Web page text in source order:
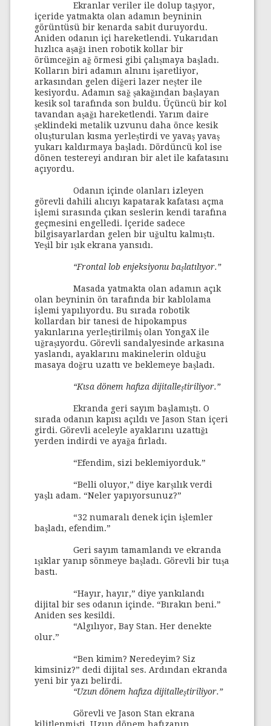
Ekranlar veriler ile dolup taşıyor,
içeride yatmakta olan adamın beyninin
görüntüsü bir kenarda sabit duruyordu.
Aniden odanın içi hareketlendi. Yukarıdan
hızlıca aşağı inen robotik kollar bir
örümceğin ağ örmesi gibi çalışmaya başladı.
Kolların biri adamın alnını işaretliyor,
arkasından gelen diğeri lazer neşter ile
kesiyordu. Adamın sağ şakağından başlayan
kesik sol tarafında son buldu. Üçüncü bir kol
tavandan aşağı hareketlendi. Yarım daire
şeklindeki metalik uzvunu daha önce kesik
oluşturulan kısma yerleştirdi ve yavaş yavaş
yukarı kaldırmaya başladı. Dördüncü kol ise
dönen testereyi andıran bir alet ile kafatasını
açıyordu.
Odanın içinde olanları izleyen
görevli dahili alıcıyı kapatarak kafatası açma
işlemi sırasında çıkan seslerin kendi tarafına
geçmesini engelledi. İçeride sadece
bilgisayarlardan gelen bir uğultu kalmıştı.
Yeşil bir ışık ekrana yansıdı.
“Frontal lob enjeksiyonu başlatılıyor.”
Masada yatmakta olan adamın açık
olan beyninin ön tarafında bir kablolama
işlemi yapılıyordu. Bu sırada robotik
kollardan bir tanesi de hipokampus
yakınlarına yerleştirilmiş olan YongaX ile
uğraşıyordu. Görevli sandalyesinde arkasına
yaslandı, ayaklarını makinelerin olduğu
masaya doğru uzattı ve beklemeye başladı.
“Kısa dönem hafıza dijitalleştiriliyor.”
Ekranda geri sayım başlamıştı. O
sırada odanın kapısı açıldı ve Jason Stan içeri
girdi. Görevli aceleyle ayaklarını uzattığı
yerden indirdi ve ayağa fırladı.
“Efendim, sizi beklemiyorduk.”
“Belli oluyor,” diye karşılık verdi
yaşlı adam. “Neler yapıyorsunuz?”
“32 numaralı denek için işlemler
başladı, efendim.”
Geri sayım tamamlandı ve ekranda
ışıklar yanıp sönmeye başladı. Görevli bir tuşa
bastı.
“Hayır, hayır,” diye yankılandı
dijital bir ses odanın içinde. “Bırakın beni.”
Aniden ses kesildi.
“Algılıyor, Bay Stan. Her denekte
olur.”
“Ben kimim? Neredeyim? Siz
kimsiniz?” dedi dijital ses. Ardından ekranda
yeni bir yazı belirdi.
“Uzun dönem hafıza dijitalleştiriliyor.”
Görevli ve Jason Stan ekrana